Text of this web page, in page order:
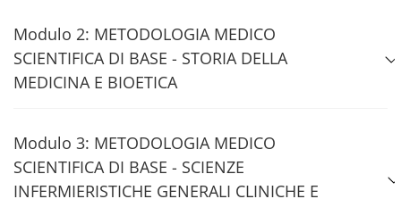
Modulo 2: METODOLOGIA MEDICO
SCIENTIFICA DI BASE - STORIA DELLA
MEDICINA E BIOETICA
Modulo 3: METODOLOGIA MEDICO
SCIENTIFICA DI BASE - SCIENZE
INFERMIERISTICHE GENERALI CLINICHE E